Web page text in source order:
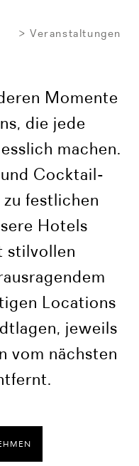
Veranstaltungen
Momente
die jede
machen.
Cocktail-
festlichen
Hotels
stilvollen
Locations
jeweils
vom nächsten